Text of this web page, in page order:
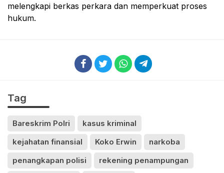
melengkapi berkas perkara dan memperkuat proses
hukum.
Tag
Bareskrim Polri
kasus kriminal
kejahatan finansial
Koko Erwin
narkoba
penangkapan polisi
rekening penampungan